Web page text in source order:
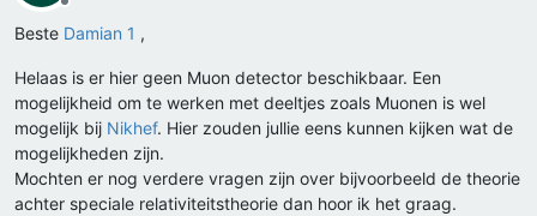
Offline
Beste Damian 1 ,
Helaas is er hier geen Muon detector beschikbaar. Een
mogelijkheid om te werken met deeltjes zoals Muonen is wel
mogelijk bij Nikhef. Hier zouden jullie eens kunnen kijken wat de
mogelijkheden zijn.
Mochten er nog verdere vragen zijn over bijvoorbeeld de theorie
achter speciale relativiteitstheorie dan hoor ik het graag.